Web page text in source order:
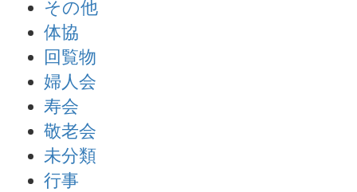
その他
体協
回覧物
婦人会
寿会
敬老会
未分類
行事